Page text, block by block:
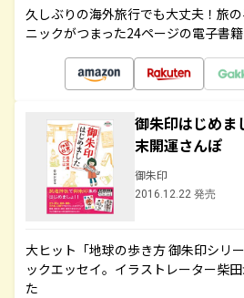
久しぶりの海外旅行でも大丈夫！旅
ニックがつまった24ページの電子書籍
御朱印はじめ
末開運さんぽ
御朱印
2016.12.22 発売
大ヒット「地球の歩き方 御朱印シリ
ックエッセイ。イラストレーター柴
た